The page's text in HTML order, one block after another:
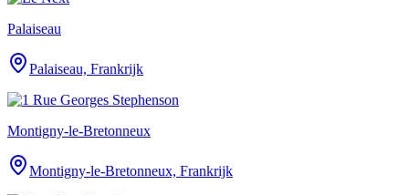
Palaiseau
Palaiseau, Frankrijk
Montigny-le-Bretonneux
Montigny-le-Bretonneux, Frankrijk